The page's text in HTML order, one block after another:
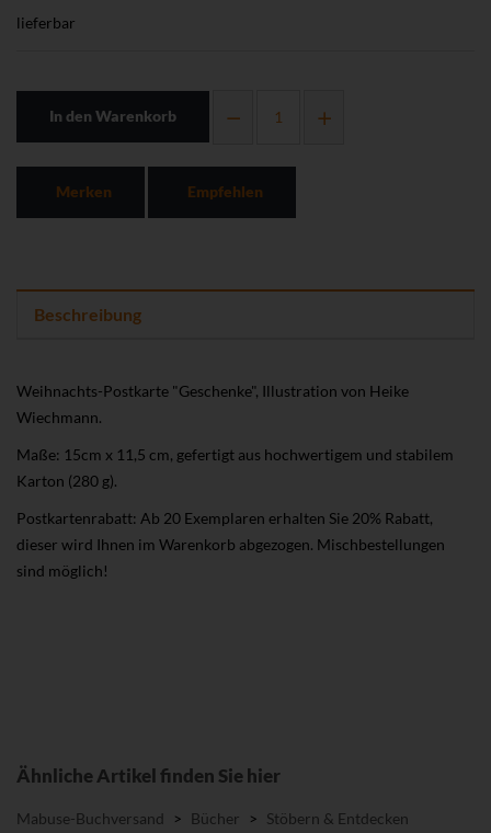
lieferbar
In den Warenkorb
Merken Empfehlen
Beschreibung
Weihnachts-Postkarte "Geschenke", Illustration von Heike
Wiechmann.
Maße: 15cm x 11,5 cm, gefertigt aus hochwertigem und stabilem
Karton (280 g).
Postkartenrabatt: Ab 20 Exemplaren erhalten Sie 20% Rabatt,
dieser wird Ihnen im Warenkorb abgezogen. Mischbestellungen
sind möglich!
Ähnliche Artikel finden Sie hier
Mabuse-Buchversand > Bücher > Stöbern & Entdecken